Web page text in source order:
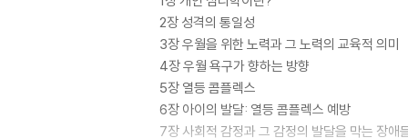
2장 성격의 통일성
3장 우월을 위한 노력과 그 노력의 교육적 의미
4장 우월 욕구가 향하는 방향
5장 열등 콤플렉스
6장 아이의 발달: 열등 콤플렉스 예방
7장 사회적 감정과 그 감정의 발달을 막는 장애